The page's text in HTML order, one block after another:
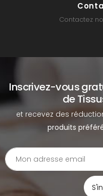
Contactez
Inscrivez-vous
de
et recevez des
produits